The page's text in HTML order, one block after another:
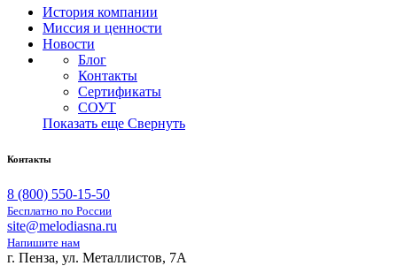
История компании
Миссия и ценности
Новости
Блог
Контакты
Сертификаты
СОУТ
Показать еще Свернуть
Контакты
8 (800) 550-15-50
Бесплатно по России
site@melodiasna.ru
Напишите нам
г. Пенза, ул. Металлистов, 7А